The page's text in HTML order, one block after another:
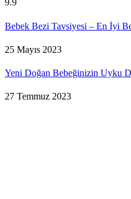
9.9
Bebek Bezi Tavsiyesi – En İyi
25 Mayıs 2023
Yeni Doğan Bebeğinizin Uyku
27 Temmuz 2023